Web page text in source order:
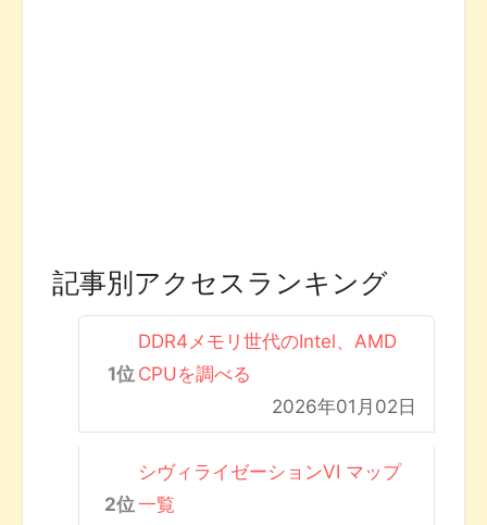
記事別アクセスランキング
DDR4メモリ世代のIntel、AMD
CPUを調べる
2026年01月02日
シヴィライゼーションVI マップ
一覧